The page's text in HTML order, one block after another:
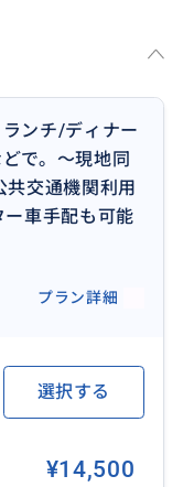
デルとなったと
言われている
。
いたお客様のみ
旅行会社様のワ
なってしまうこ
ンチ/ディナー
で。〜現地同
交通機関利用
車手配も可能
プラン詳細
選択する
¥14,500